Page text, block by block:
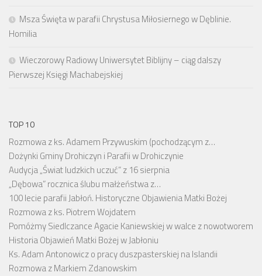
Msza Święta w parafii Chrystusa Miłosiernego w Dęblinie.
Homilia
Wieczorowy Radiowy Uniwersytet Biblijny – ciąg dalszy
Pierwszej Księgi Machabejskiej
TOP 10
Rozmowa z ks. Adamem Przywuskim (pochodzącym z…
Dożynki Gminy Drohiczyn i Parafii w Drohiczynie
Audycja „Świat ludzkich uczuć” z 16 sierpnia
„Dębowa” rocznica ślubu małżeństwa z…
100 lecie parafii Jabłoń. Historyczne Objawienia Matki Bożej
Rozmowa z ks. Piotrem Wojdatem
Pomóżmy Siedlczance Agacie Kaniewskiej w walce z nowotworem
Historia Objawień Matki Bożej w Jabłoniu
Ks. Adam Antonowicz o pracy duszpasterskiej na Islandii
Rozmowa z Markiem Zdanowskim